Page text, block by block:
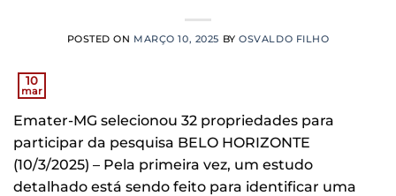
POSTED ON MARÇO 10, 2025 BYOSVALDO FILHO
10
mar
Emater-MG selecionou 32 propriedades para
participar da pesquisa BELO HORIZONTE
(10/3/2025) – Pela primeira vez, um estudo
detalhado está sendo feito para identificar uma